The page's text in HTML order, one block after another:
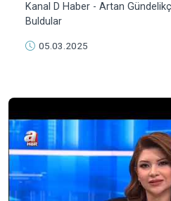
Kanal D Haber - Artan
Buldular
05.03.2025